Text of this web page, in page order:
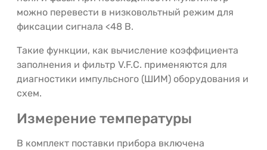
можно перевести в низковольтный режим для
фиксации сигнала <48 В.
Такие функции, как вычисление коэффициента
заполнения и фильтр V.F.C. применяются для
диагностики импульсного (ШИМ) оборудования и
схем.
Измерение температуры
В комплект поставки прибора включена